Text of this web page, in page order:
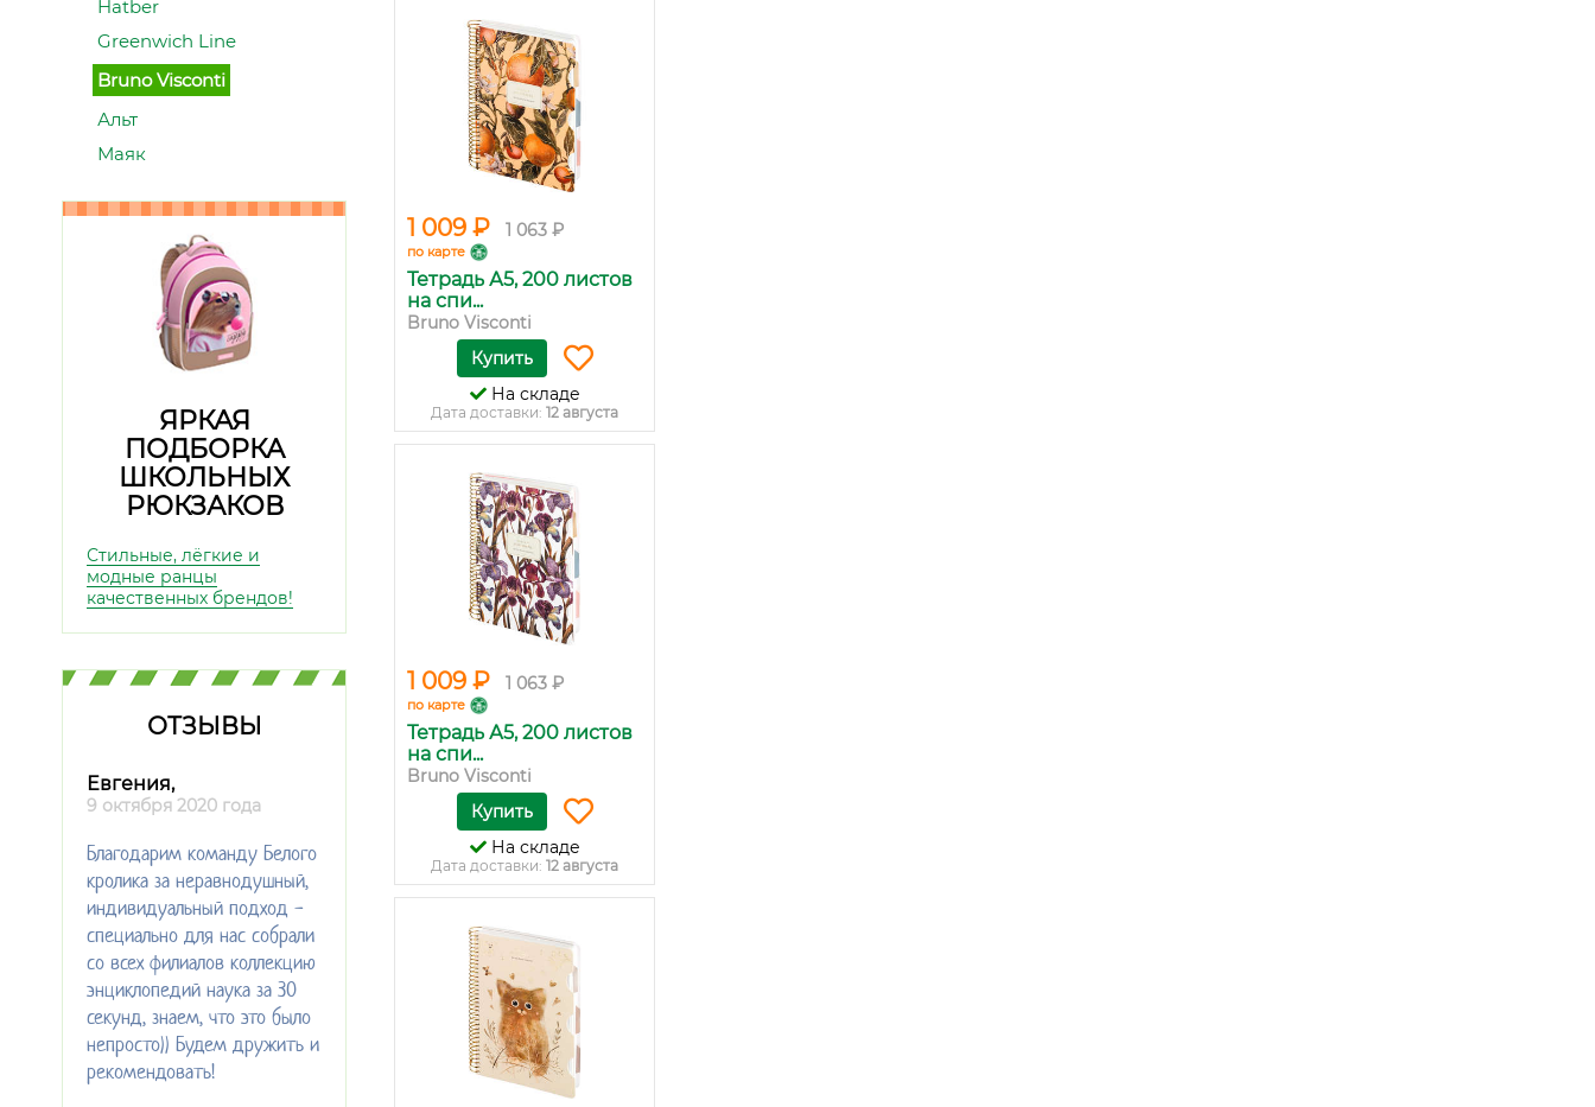
Hatber
Greenwich Line
Bruno Visconti
Альт
Маяк
ЯРКАЯ
ПОДБОРКА
ШКОЛЬНЫХ
РЮКЗАКОВ
Стильные, лёгкие и
модные ранцы
качественных брендов!
ОТЗЫВЫ
Евгения,
9 октября 2020 года
Благодарим команду Белого
кролика за неравнодушный,
индивидуальный подход -
специально для нас собрали
со всех филиалов коллекцию
энциклопедий наука за 30
секунд, знаем, что это было
непросто)) Будем дружить и
рекомендовать!
1 009 ₽ 1 063 ₽
по карте
Тетрадь А5, 200 листов
на спи...
Bruno Visconti
Купить
На складе
Дата доставки: 12 августа
1 009 ₽ 1 063 ₽
по карте
Тетрадь А5, 200 листов
на спи...
Bruno Visconti
Купить
На складе
Дата доставки: 12 августа